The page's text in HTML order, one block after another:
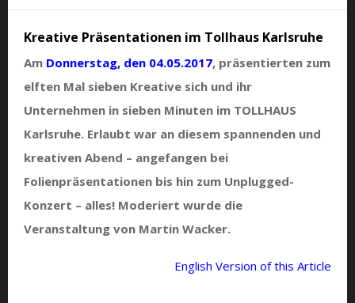
Kreative Präsentationen im Tollhaus Karlsruhe
Am Donnerstag, den 04.05.2017, präsentierten zum
elften Mal sieben Kreative sich und ihr
Unternehmen in sieben Minuten im TOLLHAUS
Karlsruhe. Erlaubt war an diesem spannenden und
kreativen Abend – angefangen bei
Folienpräsentationen bis hin zum Unplugged-
Konzert – alles! Moderiert wurde die
Veranstaltung von Martin Wacker.
English Version of this Article